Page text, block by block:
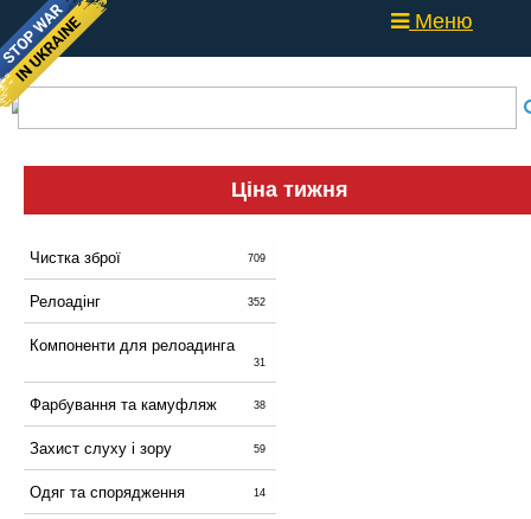
Меню
Ціна тижня
Чистка зброї 709
Релоадінг 352
Компоненти для релоадинга
31
Фарбування та камуфляж 38
Захист слуху і зору 59
Одяг та спорядження 14